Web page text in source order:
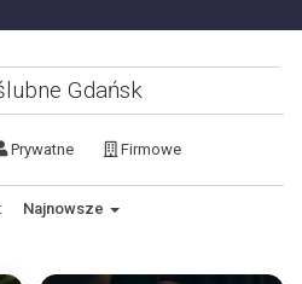
Gdańsk
Prywatne Firmowe
Najnowsze